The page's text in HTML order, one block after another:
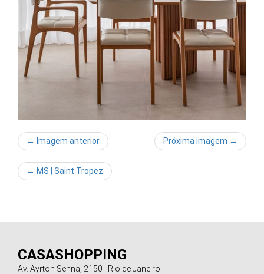
← Imagem anterior Próxima imagem →
← MS | Saint Tropez
CASASHOPPING
Av. Ayrton Senna, 2150 | Rio de Janeiro